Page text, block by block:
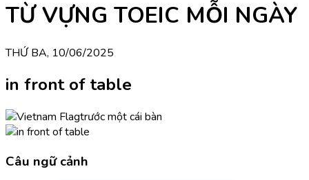
TỪ VỰNG TOEIC MỖI NGÀY
THỨ BA, 10/06/2025
in front of table
trước một cái bàn
Câu ngữ cảnh